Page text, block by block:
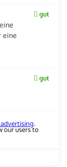
gut
eine
gut
.
our users to